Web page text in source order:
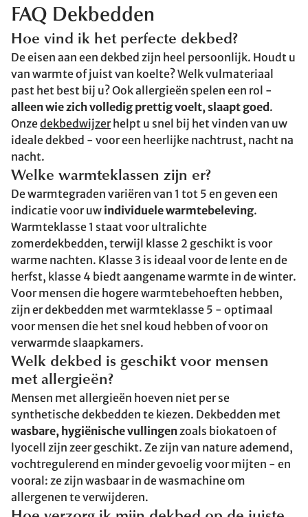
FAQ Dekbedden
Hoe vind ik het perfecte dekbed?
De eisen aan een dekbed zijn heel persoonlijk. Houdt u
van warmte of juist van koelte? Welk vulmateriaal
past het best bij u? Ook allergieën spelen een rol -
alleen wie zich volledig prettig voelt, slaapt goed .
Onzedekbedwijzerhelpt u snel bij het vinden van uw
ideale dekbed - voor een heerlijke nachtrust, nacht na
nacht.
Welke warmteklassen zijn er?
De warmtegraden variëren van 1 tot 5 en geven een
indicatie voor uw individuele warmtebeleving.
Warmteklasse 1 staat voor ultralichte
zomerdekbedden, terwijl klasse 2 geschikt is voor
warme nachten. Klasse 3 is ideaal voor de lente en de
herfst, klasse 4 biedt aangename warmte in de winter.
Voor mensen die hogere warmtebehoeften hebben,
zijn er dekbedden met warmteklasse 5 - optimaal
voor mensen die het snel koud hebben of voor on
verwarmde slaapkamers.
Welk dekbed is geschikt voor mensen
met allergieën?
Mensen met allergieën hoeven niet per se
synthetische dekbedden te kiezen. Dekbedden met
wasbare, hygiënische vullingenzoals biokatoen of
lyocell zijn zeer geschikt. Ze zijn van nature ademend,
vochtregulerend en minder gevoelig voor mijten - en
vooral: ze zijn wasbaar in de wasmachine om
allergenen te verwijderen.